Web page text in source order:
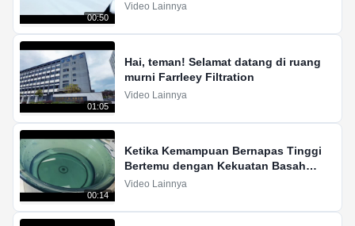
00:50
Video Lainnya
01:05
Hai, teman! Selamat datang di ruang
murni Farrleey Filtration
Video Lainnya
00:14
Ketika Kemampuan Bernapas Tinggi
Bertemu dengan Kekuatan Basah
yang Rendah – Bagaimana Kami
Video Lainnya